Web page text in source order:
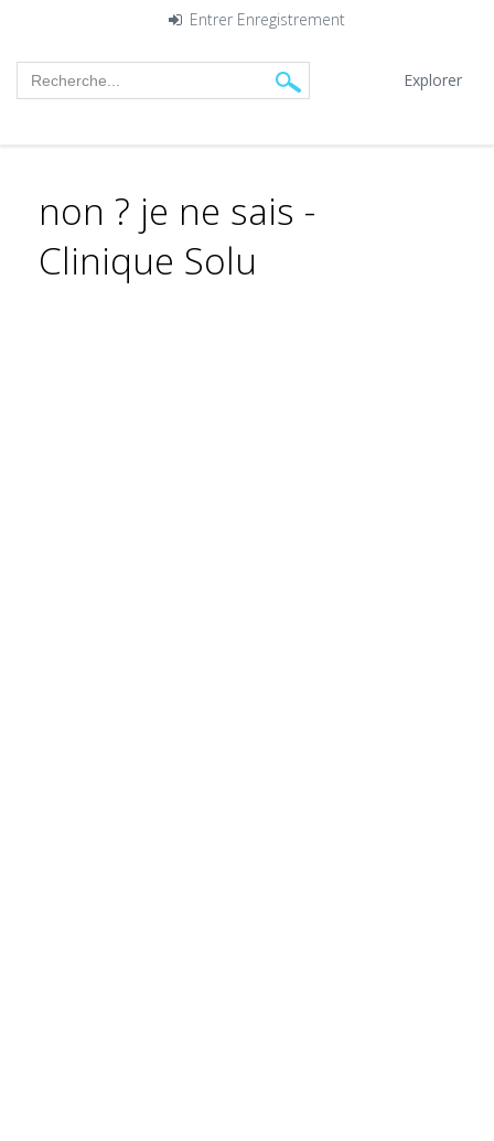
Entrer Enregistrement
Explorer
non ? je ne sais -
Clinique Solu